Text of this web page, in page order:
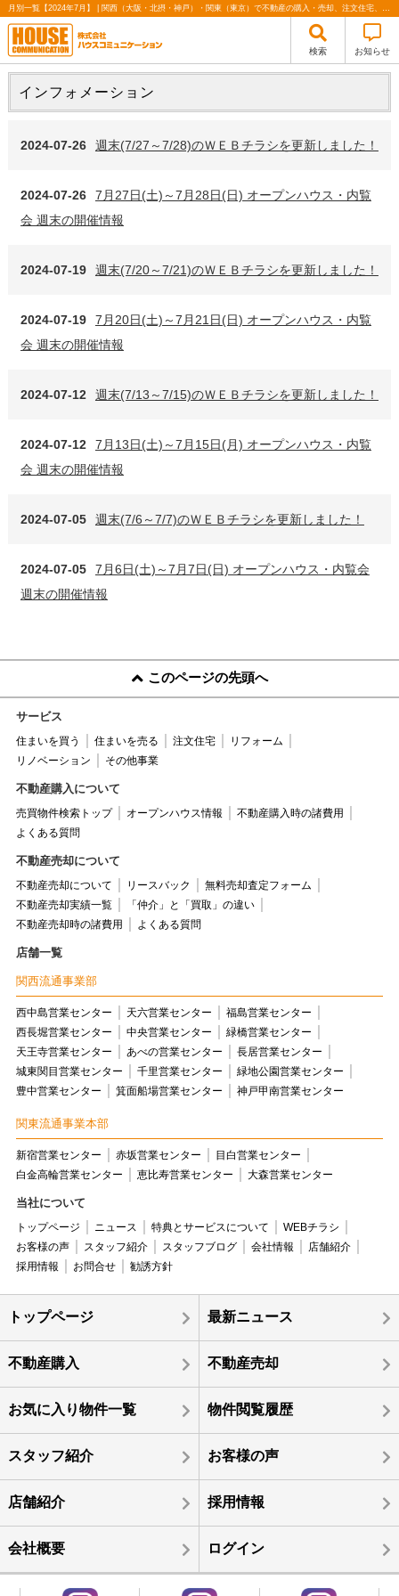
月別一覧【2024年7月】 | 関西（大阪・北摂・神戸）・関東（東京）で不動産の購入・売却、注文住宅、リノベーションの事なら株式会社ハウスコミュニケーション
検索 お知らせ
インフォメーション
2024-07-26 週末(7/27～7/28)のＷＥＢチラシを更新しました！
2024-07-26
7月27日(土)～7月28日(日) オープンハウス・内覧
会 週末の開催情報
2024-07-19 週末(7/20～7/21)のＷＥＢチラシを更新しました！
2024-07-19
7月20日(土)～7月21日(日) オープンハウス・内覧
会 週末の開催情報
2024-07-12 週末(7/13～7/15)のＷＥＢチラシを更新しました！
2024-07-12
7月13日(土)～7月15日(月) オープンハウス・内覧
会 週末の開催情報
2024-07-05 週末(7/6～7/7)のＷＥＢチラシを更新しました！
2024-07-05
7月6日(土)～7月7日(日) オープンハウス・内覧会
週末の開催情報
このページの先頭へ
サービス
住まいを買う 住まいを売る 注文住宅
リフォーム
リノベーション
その他事業
不動産購入について
売買物件検索トップ オープンハウス情報
不動産購入時の諸費用
よくある質問
不動産売却について
不動産売却について リースバック
無料売却査定フォーム
不動産売却実績一覧
「仲介」と「買取」の違い
不動産売却時の諸費用
よくある質問
店舗一覧
関西流通事業部
西中島営業センター 天六営業センター
福島営業センター
西長堀営業センター
中央営業センター
緑橋営業センター
天王寺営業センター
あべの営業センター
長居営業センター
城東関目営業センター
千里営業センター
緑地公園営業センター
豊中営業センター
箕面船場営業センター 神戸甲南営業センター
関東流通事業本部
新宿営業センター 赤坂営業センター
目白営業センター
白金高輪営業センター
恵比寿営業センター 大森営業センター
当社について
トップページ ニュース 特典とサービスについて
WEBチラシ
お客様の声
スタッフ紹介 スタッフブログ 会社情報
店舗紹介
採用情報
お問合せ 勧誘方針
トップページ 最新ニュース
不動産購入 不動産売却
お気に入り物件一覧 物件閲覧履歴
スタッフ紹介 お客様の声
店舗紹介 採用情報
会社概要 ログイン